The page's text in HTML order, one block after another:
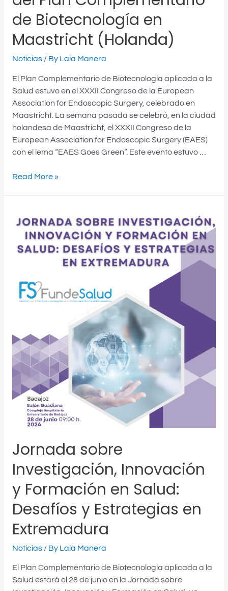
de Biotecnología en
Maastricht (Holanda)
Noticias/ By Laia Manera
El Plan Complementario de Biotecnología aplicada a la
Salud estuvo en el XXXII Congreso de la European
Association for Endoscopic Surgery, celebrado en
Maastricht. La semana pasada se celebró, en la ciudad
holandesa de Maastricht, el XXXII Congreso de la
European Association for Endoscopic Surgery (EAES)
con el lema “EAES Goes Green”. Este evento estuvo …
Read More »
Jornada sobre
Investigación, Innovación
y Formación en Salud:
Desafíos y Estrategias en
Extremadura
Noticias/ By Laia Manera
El Plan Complementario de Biotecnología aplicada a la
Salud estará el 28 de junio en la Jornada sobre
sobre
Investigación,
Innovación
Salud:
Estrategias
Extremadura